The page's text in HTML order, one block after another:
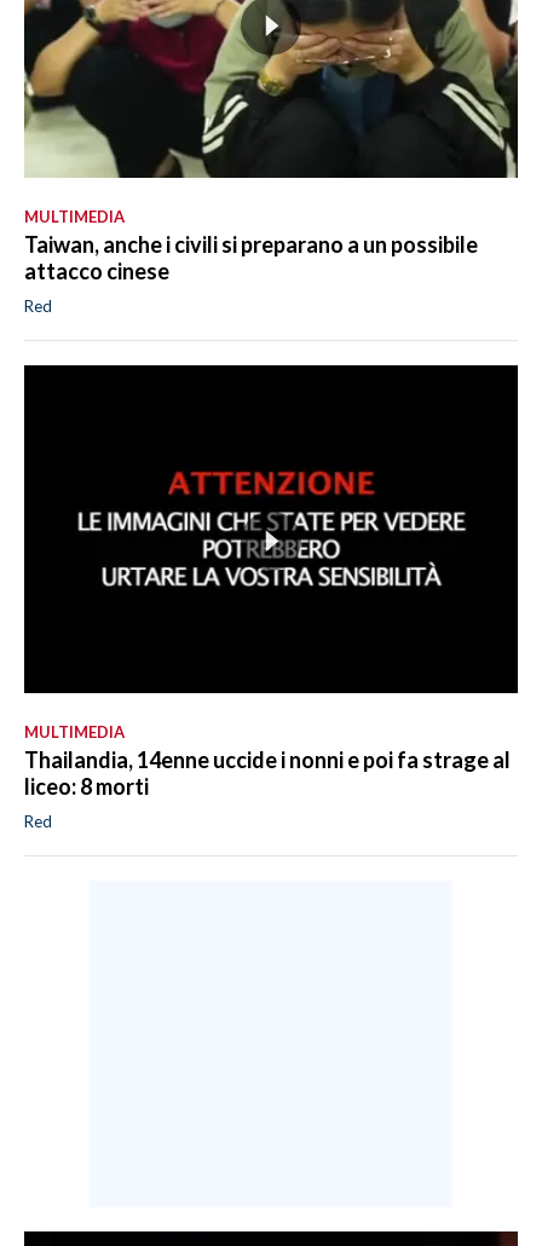
MULTIMEDIA
Taiwan, anche i civili si preparano a un possibile
attacco cinese
Red
MULTIMEDIA
Thailandia, 14enne uccide i nonni e poi fa strage al
liceo: 8 morti
Red